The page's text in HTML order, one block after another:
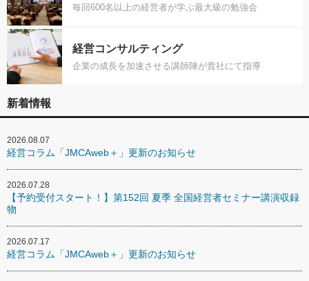
毎回600名以上の経営者が学ぶ最大級の勉強会
経営コンサルティング
企業の成長を加速させる講師陣が貴社にて指導
新着情報
2026.08.07
経営コラム「JMCAweb＋」更新のお知らせ
2026.07.28
【予約受付スタート！】第152回 夏季 全国経営者セミナー講演収録
物
2026.07.17
経営コラム「JMCAweb＋」更新のお知らせ